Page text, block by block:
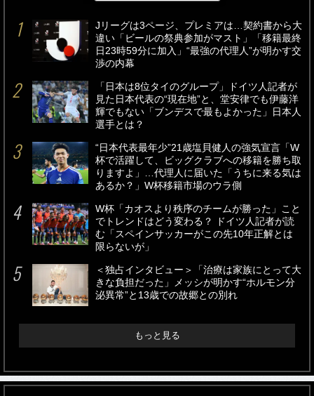
Jリーグは3ページ、プレミアは…契約書から大
違い「ビールの祭典参加がマスト」「移籍最終
日23時59分に加入」“最強の代理人”が明かす交
渉の内幕
「日本は8位タイのグループ」ドイツ人記者が
見た日本代表の“現在地”と、堂安律でも伊藤洋
輝でもない「ブンデスで最もよかった」日本人
選手とは？
“日本代表最年少”21歳塩貝健人の強気宣言「W
杯で活躍して、ビッグクラブへの移籍を勝ち取
りますよ」…代理人に届いた「うちに来る気は
あるか？」W杯移籍市場のウラ側
W杯「カオスより秩序のチームが勝った」こと
でトレンドはどう変わる？ ドイツ人記者が読
む「スペインサッカーがこの先10年正解とは
限らないが」
＜独占インタビュー＞「治療は家族にとって大
きな負担だった」メッシが明かす“ホルモン分
泌異常”と13歳での故郷との別れ
もっと見る